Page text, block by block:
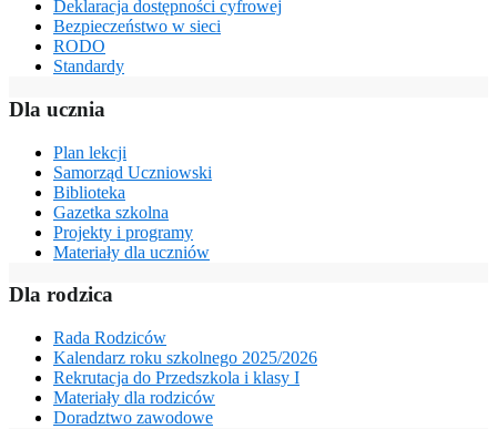
Deklaracja dostępności cyfrowej
Bezpieczeństwo w sieci
RODO
Standardy
Dla ucznia
Plan lekcji
Samorząd Uczniowski
Biblioteka
Gazetka szkolna
Projekty i programy
Materiały dla uczniów
Dla rodzica
Rada Rodziców
Kalendarz roku szkolnego 2025/2026
Rekrutacja do Przedszkola i klasy I
Materiały dla rodziców
Doradztwo zawodowe